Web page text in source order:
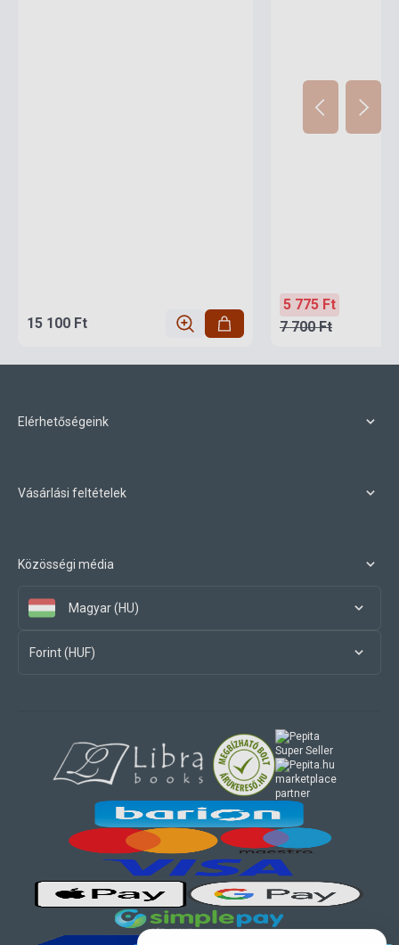
15 100 Ft
5 775 Ft
7 700 Ft
Elérhetőségeink
Vásárlási feltételek
Közösségi média
Magyar (HU)
Forint (HUF)
marketplace
partner